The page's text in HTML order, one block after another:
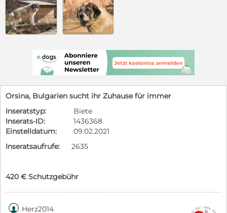
Orsina, Bulgarien sucht ihr Zuhause für immer
Inseratstyp:
Biete
Inserats-ID:
1436368
Einstelldatum:
09.02.2021
Inseratsaufrufe:
2635
420 € Schutzgebühr
 Herz2014